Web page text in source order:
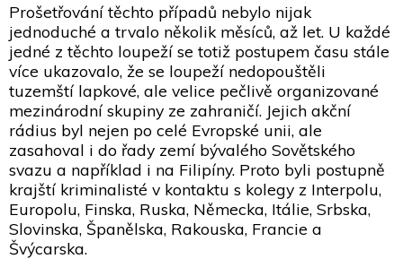
Prošetřování těchto případů nebylo nijak
jednoduché a trvalo několik měsíců, až let. U každé
jedné z těchto loupeží se totiž postupem času stále
více ukazovalo, že se loupeží nedopouštěli
tuzemští lapkové, ale velice pečlivě organizované
mezinárodní skupiny ze zahraničí. Jejich akční
rádius byl nejen po celé Evropské unii, ale
zasahoval i do řady zemí bývalého Sovětského
svazu a například i na Filipíny. Proto byli postupně
krajští kriminalisté v kontaktu s kolegy z Interpolu,
Europolu, Finska, Ruska, Německa, Itálie, Srbska,
Slovinska, Španělska, Rakouska, Francie a
Švýcarska.